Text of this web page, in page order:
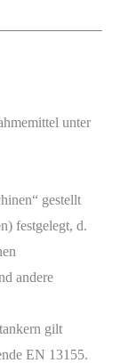
unter
gestellt
festgelegt, d.
andere
gilt
EN 13155.